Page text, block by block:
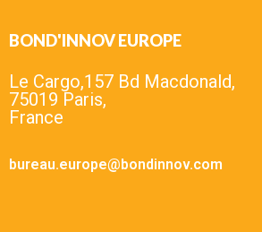
BOND'INNOV EUROPE
Le Cargo,157 Bd Macdonald,
75019 Paris,
France
bureau.europe@bondinnov.com